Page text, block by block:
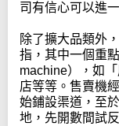
司有信心可以進
除了擴大品類外
指，其中一個重
machine），如
店等等。售賣機
始鋪設渠道，至
地，先開數間試